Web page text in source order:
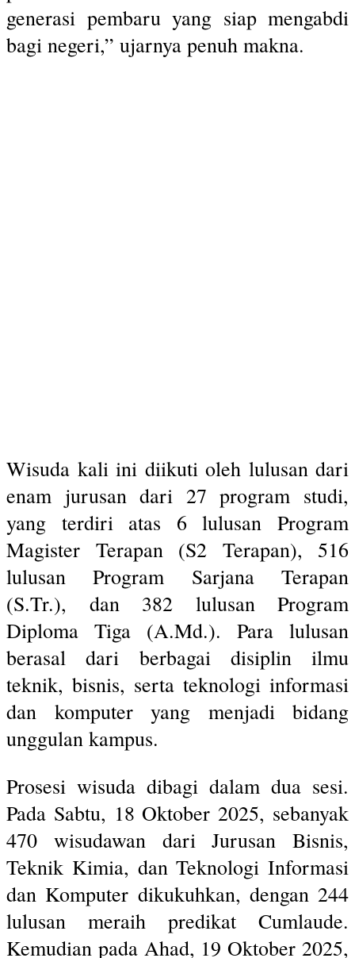
generasi pembaru yang siap mengabdi
bagi negeri,” ujarnya penuh makna.
Wisuda kali ini diikuti oleh lulusan dari
enam jurusan dari 27 program studi,
yang terdiri atas 6 lulusan Program
Magister Terapan (S2 Terapan), 516
lulusan Program Sarjana Terapan
(S.Tr.), dan 382 lulusan Program
Diploma Tiga (A.Md.). Para lulusan
berasal dari berbagai disiplin ilmu
teknik, bisnis, serta teknologi informasi
dan komputer yang menjadi bidang
unggulan kampus.
Prosesi wisuda dibagi dalam dua sesi.
Pada Sabtu, 18 Oktober 2025, sebanyak
470 wisudawan dari Jurusan Bisnis,
Teknik Kimia, dan Teknologi Informasi
dan Komputer dikukuhkan, dengan 244
lulusan meraih predikat Cumlaude.
Kemudian pada Ahad, 19 Oktober 2025,